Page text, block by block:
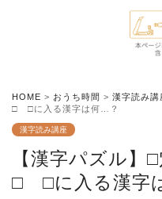
HOME > おうち時間 > 漢字読み講
□ □に入る漢字は何…？
漢字読み講座
【漢字パズル】
□ □に入る漢字